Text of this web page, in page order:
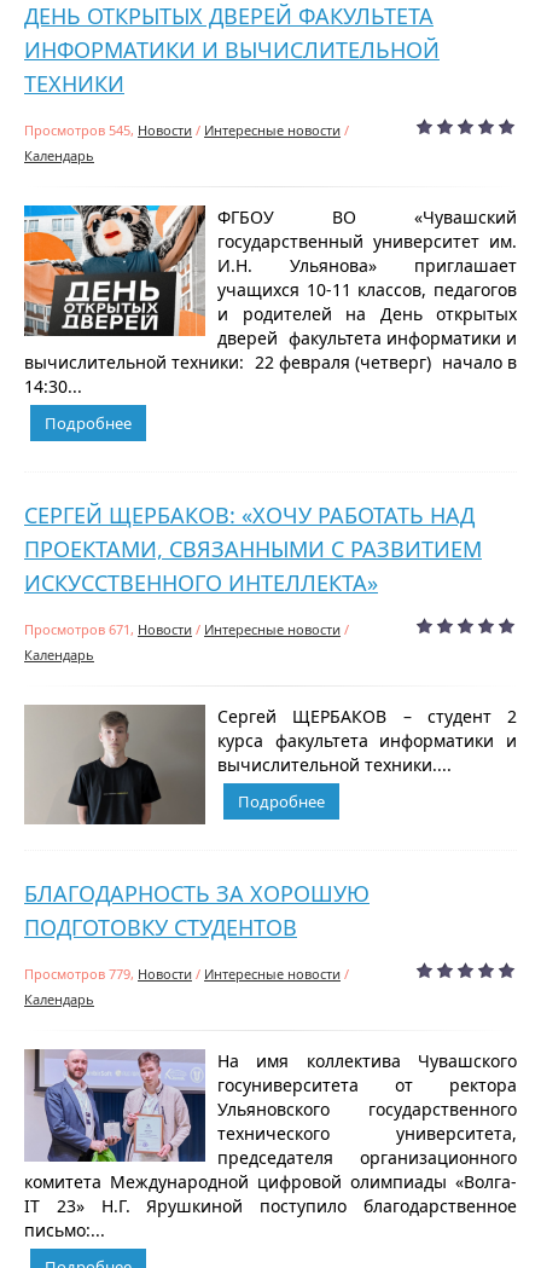
ДЕНЬ ОТКРЫТЫХ ДВЕРЕЙ ФАКУЛЬТЕТА
ИНФОРМАТИКИ И ВЫЧИСЛИТЕЛЬНОЙ
ТЕХНИКИ
Просмотров 545, Новости / Интересные новости /
Календарь
ФГБОУ ВО «Чувашский
государственный университет им.
И.Н. Ульянова» приглашает
учащихся 10-11 классов, педагогов
и родителей на День открытых
дверей факультета информатики и
вычислительной техники: 22 февраля (четверг) начало в
14:30...
Подробнее
СЕРГЕЙ ЩЕРБАКОВ: «ХОЧУ РАБОТАТЬ НАД
ПРОЕКТАМИ, СВЯЗАННЫМИ С РАЗВИТИЕМ
ИСКУССТВЕННОГО ИНТЕЛЛЕКТА»
Просмотров 671, Новости / Интересные новости /
Календарь
Сергей ЩЕРБАКОВ – студент 2
курса факультета информатики и
вычислительной техники....
Подробнее
БЛАГОДАРНОСТЬ ЗА ХОРОШУЮ
ПОДГОТОВКУ СТУДЕНТОВ
Просмотров 779, Новости / Интересные новости /
Календарь
На имя коллектива Чувашского
госуниверситета от ректора
Ульяновского государственного
технического университета,
председателя организационного
комитета Международной цифровой олимпиады «Волга-
IT 23» Н.Г. Ярушкиной поступило благодарственное
письмо:...